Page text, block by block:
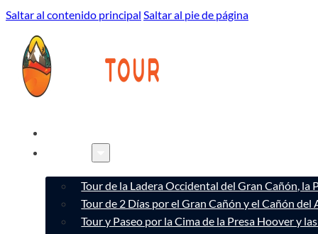
Saltar al contenido principal Saltar al pie de página
Tour de la Ladera Occidental del Gran Cañón,
Tour de 2 Días por el Gran Cañón y el Cañón del
Tour y Paseo por la Cima de la Presa Hoover y